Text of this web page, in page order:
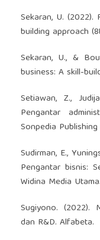
Sekaran, U.
building approach
Sekaran, U., &
business: A skill-
Setiawan, Z.,
Pengantar
Sonpedia
Sudirman, E.,
Pengantar bisnis:
Widina Media Utama.
Sugiyono. (2022).
dan R&D. Alfabeta.